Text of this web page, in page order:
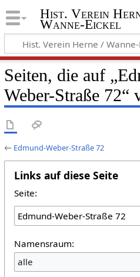
Hist. Verein
Wanne-Eickel
Seiten, die auf
Weber-Straße 72“
← Edmund-Weber-Straße 72
Links auf diese Seite
Seite:
Namensraum:
alle